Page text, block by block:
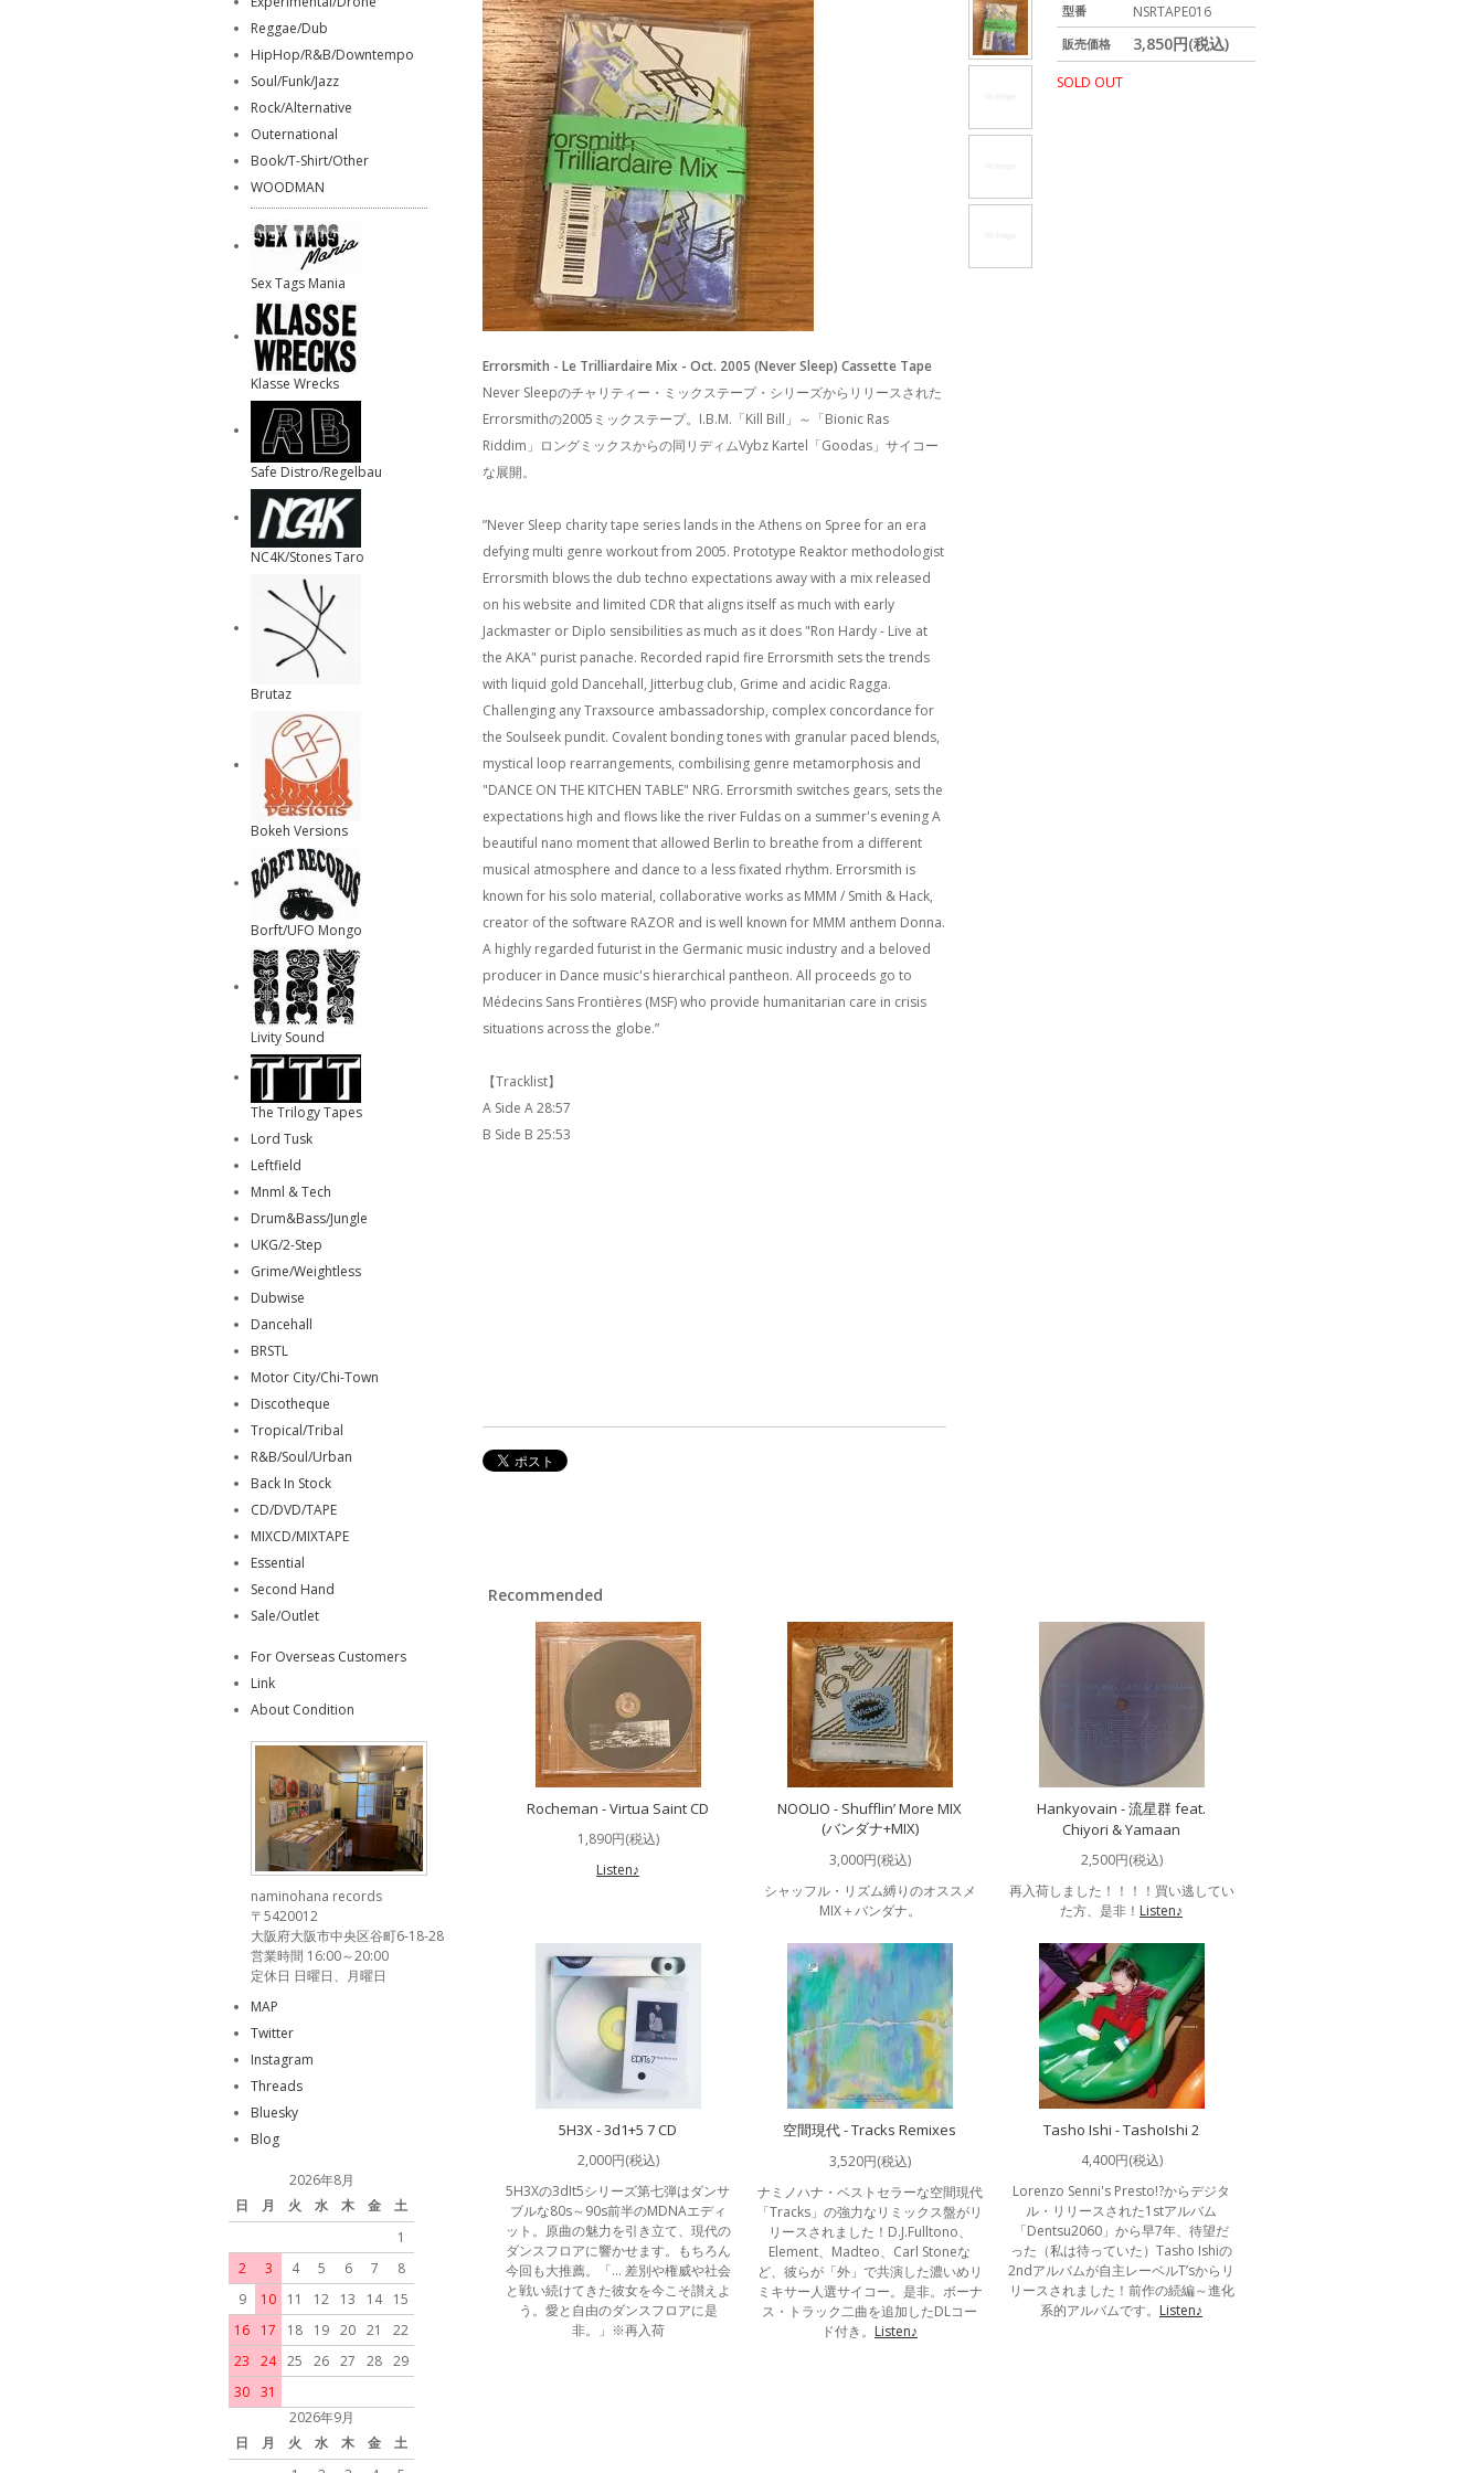
型番 NSRTAPE016
販売価格 3,850円(税込)
SOLD OUT
Errorsmith - Le Trilliardaire Mix - Oct. 2005 (Never Sleep) Cassette Tape
Never Sleepのチャリティー・ミックステープ・シリーズからリリースされた
Errorsmithの2005ミックステープ。I.B.M.「Kill Bill」～「Bionic Ras
Riddim」ロングミックスからの同リディムVybz Kartel「Goodas」サイコー
な展開。
”Never Sleep charity tape series lands in the Athens on Spree for an era
defying multi genre workout from 2005. Prototype Reaktor methodologist
Errorsmith blows the dub techno expectations away with a mix released
on his website and limited CDR that aligns itself as much with early
Jackmaster or Diplo sensibilities as much as it does "Ron Hardy - Live at
the AKA" purist panache. Recorded rapid fire Errorsmith sets the trends
with liquid gold Dancehall, Jitterbug club, Grime and acidic Ragga.
Challenging any Traxsource ambassadorship, complex concordance for
the Soulseek pundit. Covalent bonding tones with granular paced blends,
mystical loop rearrangements, combilising genre metamorphosis and
"DANCE ON THE KITCHEN TABLE" NRG. Errorsmith switches gears, sets the
expectations high and flows like the river Fuldas on a summer's evening A
beautiful nano moment that allowed Berlin to breathe from a different
musical atmosphere and dance to a less fixated rhythm. Errorsmith is
known for his solo material, collaborative works as MMM / Smith & Hack,
creator of the software RAZOR and is well known for MMM anthem Donna.
A highly regarded futurist in the Germanic music industry and a beloved
producer in Dance music's hierarchical pantheon. All proceeds go to
Médecins Sans Frontières (MSF) who provide humanitarian care in crisis
situations across the globe.”
【Tracklist】
A Side A 28:57
B Side B 25:53
Recommended
Rocheman - Virtua Saint CD
1,890円(税込)
Listen♪
NOOLIO - Shufflin’ More MIX
(バンダナ+MIX)
3,000円(税込)
シャッフル・リズム縛りのオススメ
MIX＋バンダナ。
Hankyovain - 流星群 feat.
Chiyori & Yamaan
2,500円(税込)
再入荷しました！！！！買い逃してい
た方、是非！ Listen♪
5H3X - 3d1+5 7 CD
2,000円(税込)
5H3Xの3dIt5シリーズ第七弾はダンサ
ブルな80s～90s前半のMDNAエディ
ット。原曲の魅力を引き立て、現代の
ダンスフロアに響かせます。もちろん
今回も大推薦。「… 差別や権威や社会
と戦い続けてきた彼女を今こそ讃えよ
う。愛と自由のダンスフロアに是
非。」※再入荷
空間現代 - Tracks Remixes
3,520円(税込)
ナミノハナ・ベストセラーな空間現代
「Tracks」の強力なリミックス盤がリ
リースされました！D.J.Fulltono、
Element、Madteo、Carl Stoneな
ど、彼らが「外」で共演した濃いめリ
ミキサー人選サイコー。是非。ボーナ
ス・トラック二曲を追加したDLコー
ド付き。 Listen♪
Tasho Ishi - TashoIshi 2
4,400円(税込)
Lorenzo Senni's Presto!?からデジタ
ル・リリースされた1stアルバム
「Dentsu2060」から早7年、待望だ
った（私は待っていた）Tasho Ishiの
2ndアルバムが自主レーベルT’sからリ
リースされました！前作の続編～進化
系的アルバムです。 Listen♪
Reggae/Dub
HipHop/R&B/Downtempo
Soul/Funk/Jazz
Rock/Alternative
Outernational
Book/T-Shirt/Other
WOODMAN
Sex Tags Mania
Klasse Wrecks
Safe Distro/Regelbau
NC4K/Stones Taro
Brutaz
Bokeh Versions
Borft/UFO Mongo
Livity Sound
The Trilogy Tapes
Lord Tusk
Leftfield
Mnml & Tech
Drum&Bass/Jungle
UKG/2-Step
Grime/Weightless
Dubwise
Dancehall
BRSTL
Motor City/Chi-Town
Discotheque
Tropical/Tribal
R&B/Soul/Urban
Back In Stock
CD/DVD/TAPE
MIXCD/MIXTAPE
Essential
Second Hand
Sale/Outlet
For Overseas Customers
Link
About Condition
naminohana records
〒5420012
大阪府大阪市中央区谷町6-18-28
営業時間 16:00～20:00
定休日 日曜日、月曜日
MAP
Twitter
Instagram
Threads
Bluesky
Blog
2026年8月
日
月 火 水 木 金
土
1
2
3 4 5 6 7
8
9
10 11 12 13 14
15
16
17 18 19 20 21
22
23
24 25 26 27 28 29
30 31
2026年9月
日
月 火 水 木 金
土